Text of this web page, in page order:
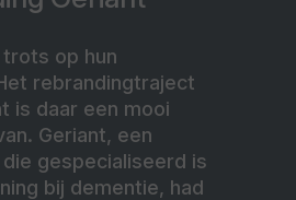
trots op hun
rebrandingtraject
is daar een mooi
Geriant, een
gespecialiseerd is
bij dementie, had